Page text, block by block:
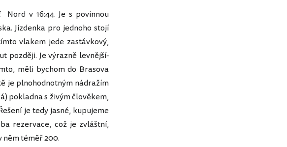
v 16:44. Je s povinnou
Jízdenka pro jednoho stojí
vlakem jede zastávkový,
později. Je výrazně levnější-
měli bychom do Brasova
je plnohodnotným nádražím
pokladna s živým člověkem,
je tedy jasné, kupujeme
rezervace, což je zvláštní,
něm téměř 200.